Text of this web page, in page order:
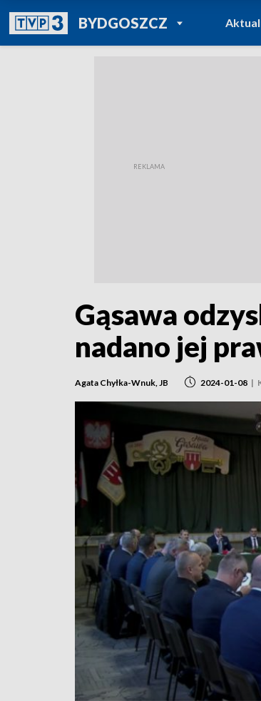
BYDGOSZCZPOWRÓT DO
TVP REGIONY
Gąsawa
nadano jej
Agata Chyłka-Wnuk, JB 2024-01-08 |